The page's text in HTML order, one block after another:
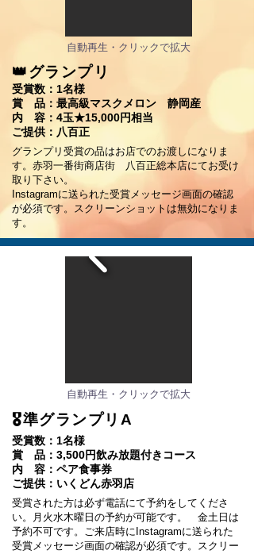
自動再生・クリックで拡大
👑グランプリ
受賞数：1名様
賞 品：最高級マスクメロン 静岡産
内 容：4玉★15,000円相当
​ご提供：八百正
グランプリ受賞の品はお店でのお渡しになりま
す。​赤羽一番街商店街 八百正総本店にてお受け
取り下さい。
Instagramに送られた受賞メッセージ画面の確認
が必須です。スクリーンショットは無効になりま
す。
自動再生・クリックで拡大
🎖準グランプリA
受賞数：1名様
賞 品：3,500円飲み放題付きコース
内 容：ペア食事券
​ご提供：いくどん赤羽店
受賞された方は必ず電話にて予約をしてくださ
い。月火水木曜日の予約が可能です。 金土日は
予約不可です。ご来店時にInstagramに送られた
受賞メッセージ画面の確認が必須です。スクリー